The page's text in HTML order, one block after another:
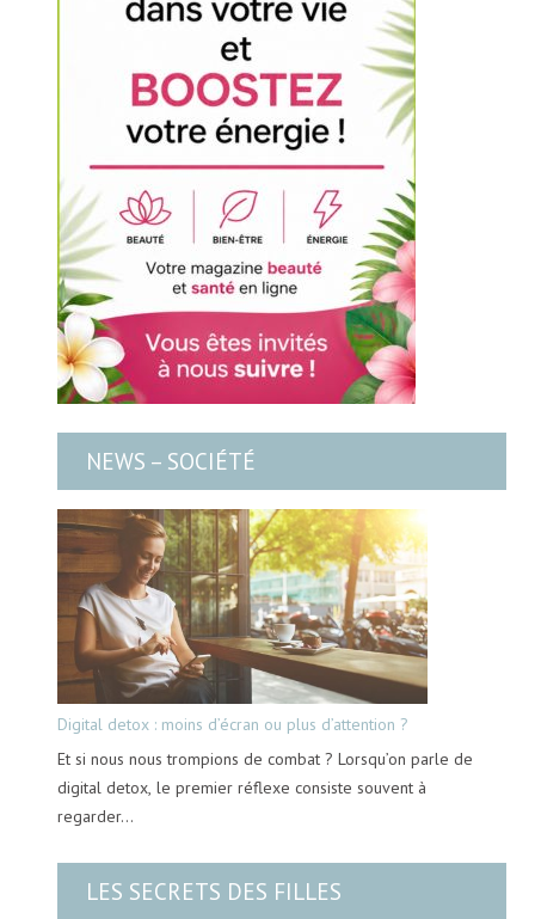
NEWS – SOCIÉTÉ
Digital detox : moins d’écran ou plus d’attention ?
Et si nous nous trompions de combat ? Lorsqu’on parle de
digital detox, le premier réflexe consiste souvent à
regarder…
LES SECRETS DES FILLES